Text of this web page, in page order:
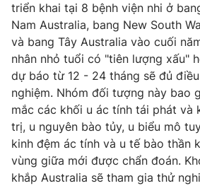
VTV Money VTV
VTV Sức khoẻ Bất
Thị trường 24h Tấm
VTV4 Vươn
VTV9 VTV8
triển khai tại 8 bệnh viện nhi ở
Nam Australia, bang New South
và bang Tây Australia vào cuối
nhân nhỏ tuổi có "tiên lượng xấu"
dự báo từ 12 - 24 tháng sẽ đủ
nghiệm. Nhóm đối tượng này bao
mắc các khối u ác tính tái phát và
trị, u nguyên bào tủy, u biểu mô
kinh đệm ác tính và u tế bào thần
vùng giữa mới được chẩn đoán.
khắp Australia sẽ tham gia thử